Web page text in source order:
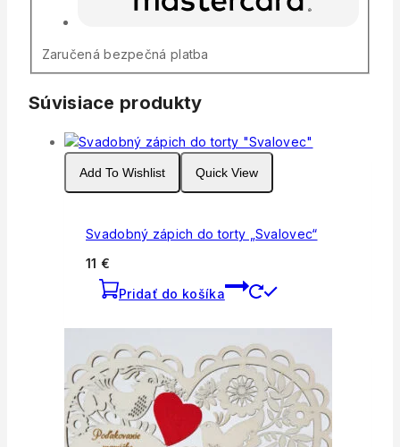
Zaručená bezpečná platba
Súvisiace produkty
Add To Wishlist Quick View
Svadobný zápich do torty „Svalovec“
11 €
Pridať do košíka